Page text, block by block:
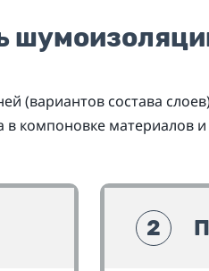
(вариантов состава
компоновке материалов
2